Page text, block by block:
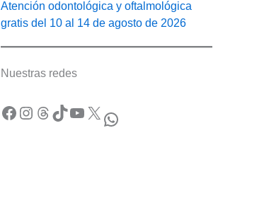
Atención odontológica y oftalmológica
gratis del 10 al 14 de agosto de 2026
Nuestras redes
Facebook Instagram Threads TikTok YouTube X WhatsApp